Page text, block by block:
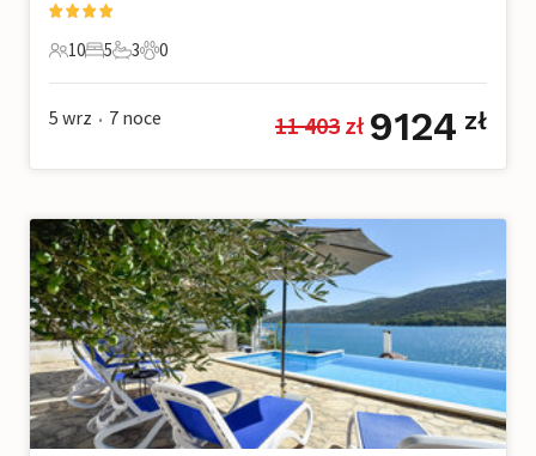
10 Goście
10
5 Sypialnie
5
3 Łazienki
3
0 Zwierzęta domowe
0
5 wrz • 7 noce 11 403 zł 9124 zł